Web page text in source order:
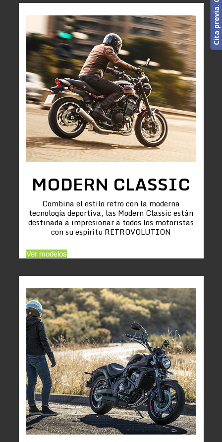
MODERN CLASSIC
Combina el estilo retro con la moderna
tecnología deportiva, las Modern Classic están
destinada a impresionar a todos los motoristas
con su espíritu RETROVOLUTION
Ver modelos